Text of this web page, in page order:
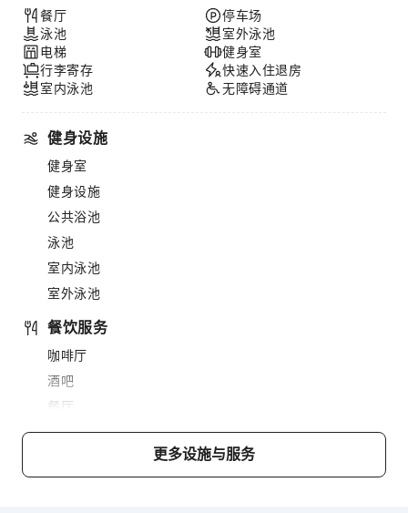
餐厅
泳池
电梯
行李寄存
室内泳池
停车场
室外泳池
健身室
快速入住退房
无障碍通道
健身设施
健身室
健身设施
公共浴池
泳池
室内泳池
室外泳池
餐饮服务
咖啡厅
酒吧
餐厅
送餐服务
更多设施与服务